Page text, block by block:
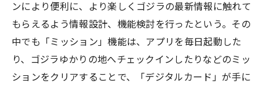
ンにより便利に、より楽しくゴジラの最新情報に触れて
もらえるよう情報設計、機能検討を行ったという。その
中でも「ミッション」機能は、アプリを毎日起動した
り、ゴジラゆかりの地へチェックインしたりなどのミッ
ションをクリアすることで、「デジタルカード」が手に